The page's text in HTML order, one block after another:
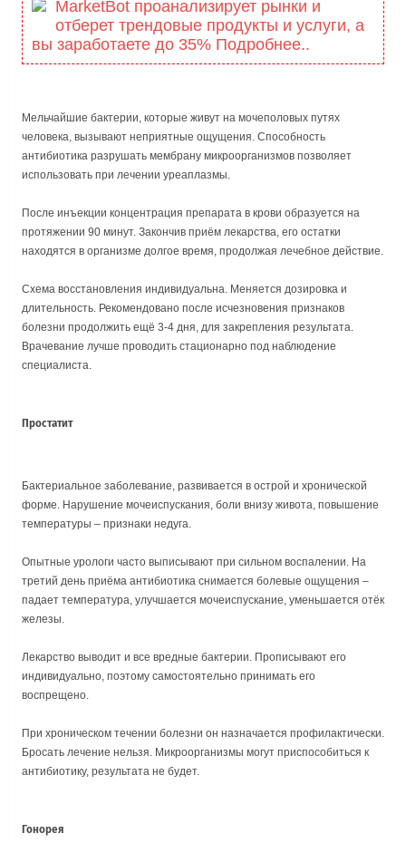
MarketBot проанализирует рынки и
отберет трендовые продукты и услуги, а
вы заработаете до 35% Подробнее..
Мельчайшие бактерии, которые живут на мочеполовых путях
человека, вызывают неприятные ощущения. Способность
антибиотика разрушать мембрану микроорганизмов позволяет
использовать при лечении уреаплазмы.
После инъекции концентрация препарата в крови образуется на
протяжении 90 минут. Закончив приём лекарства, его остатки
находятся в организме долгое время, продолжая лечебное действие.
Схема восстановления индивидуальна. Меняется дозировка и
длительность. Рекомендовано после исчезновения признаков
болезни продолжить ещё 3-4 дня, для закрепления результата.
Врачевание лучше проводить стационарно под наблюдение
специалиста.
Простатит
Бактериальное заболевание, развивается в острой и хронической
форме. Нарушение мочеиспускания, боли внизу живота, повышение
температуры – признаки недуга.
Опытные урологи часто выписывают при сильном воспалении. На
третий день приёма антибиотика снимается болевые ощущения –
падает температура, улучшается мочеиспускание, уменьшается отёк
железы.
Лекарство выводит и все вредные бактерии. Прописывают его
индивидуально, поэтому самостоятельно принимать его
воспрещено.
При хроническом течении болезни он назначается профилактически.
Бросать лечение нельзя. Микроорганизмы могут приспособиться к
антибиотику, результата не будет.
Гонорея